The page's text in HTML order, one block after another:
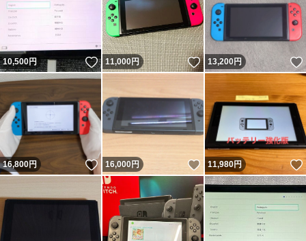
10,500円 いいね！
11,000円 いいね！
13,200円
16,800円 いいね！
16,000円 いいね！
11,980円